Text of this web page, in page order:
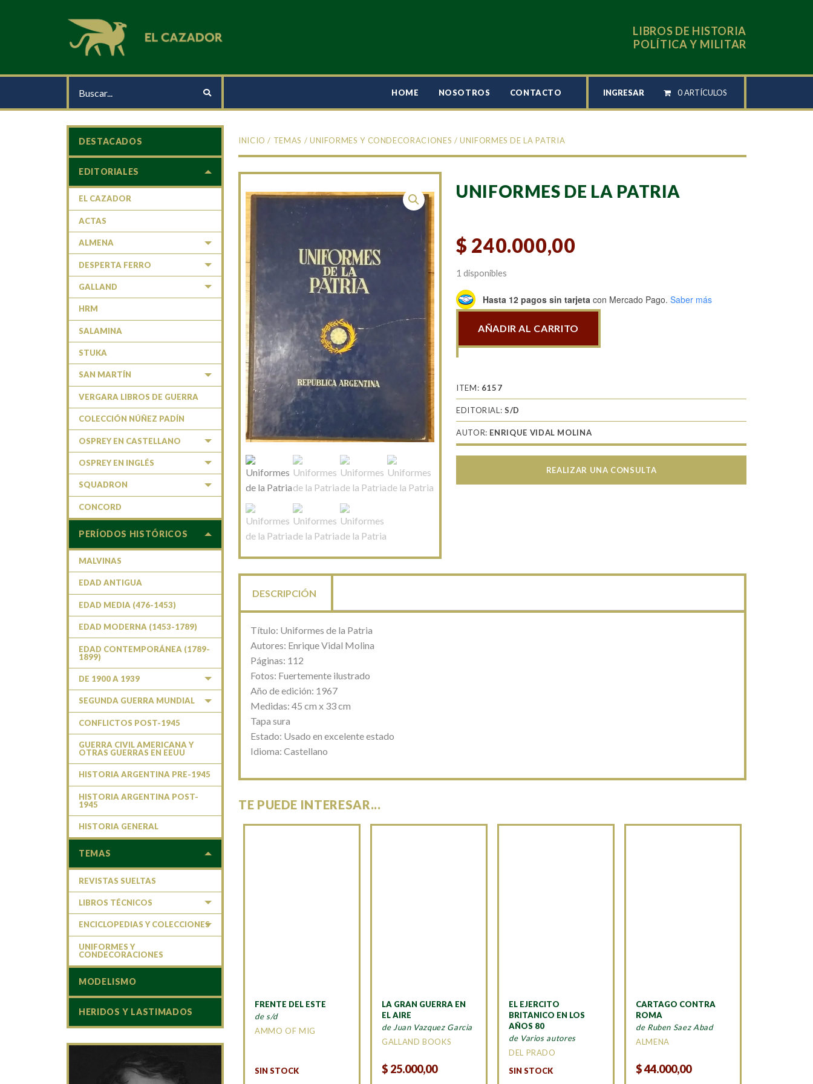
LIBROS DE HISTORIA
POLÍTICA Y MILITAR
HOME NOSOTROS CONTACTO INGRESAR 0 ARTÍCULOS
INICIO / TEMAS / UNIFORMES Y CONDECORACIONES / UNIFORMES DE LA PATRIA
UNIFORMES DE LA PATRIA
$ 240.000,00
1 disponibles
Hasta 12 pagos sin tarjeta con Mercado Pago. Saber más
de
Patria
cantidad
AÑADIR AL CARRITO
ITEM: 6157
EDITORIAL:S/D
AUTOR: ENRIQUE VIDAL MOLINA
REALIZAR UNA CONSULTA
DESCRIPCIÓN
Título: Uniformes de la Patria
Autores: Enrique Vidal Molina
Páginas: 112
Fotos: Fuertemente ilustrado
Año de edición: 1967
Medidas: 45 cm x 33 cm
Tapa sura
Estado: Usado en excelente estado
Idioma: Castellano
TE PUEDE INTERESAR...
FRENTE DEL ESTE
de s/d
AMMO OF MIG
SIN STOCK
LA GRAN GUERRA EN
EL AIRE
de Juan Vazquez Garcia
GALLAND BOOKS
$ 25.000,00
EL EJERCITO
BRITANICO EN LOS
AÑOS 80
de Varios autores
DEL PRADO
SIN STOCK
CARTAGO CONTRA
ROMA
de Ruben Saez Abad
ALMENA
$44.000,00
DESTACADOS
EDITORIALES
EL CAZADOR
ACTAS
ALMENA
DESPERTA FERRO
GALLAND
HRM
SALAMINA
STUKA
SAN MARTÍN
VERGARA LIBROS DE GUERRA
COLECCIÓN NÚÑEZ PADÍN
OSPREY EN CASTELLANO
OSPREY EN INGLÉS
SQUADRON
CONCORD
PERÍODOS HISTÓRICOS
MALVINAS
EDAD ANTIGUA
EDAD MEDIA (476-1453)
EDAD MODERNA (1453-1789)
EDAD CONTEMPORÁNEA (1789-
1899)
DE 1900 A 1939
SEGUNDA GUERRA MUNDIAL
CONFLICTOS POST-1945
GUERRA CIVIL AMERICANA Y
OTRAS GUERRAS EN EEUU
HISTORIA ARGENTINA PRE-1945
HISTORIA ARGENTINA POST-
1945
HISTORIA GENERAL
TEMAS
REVISTAS SUELTAS
LIBROS TÉCNICOS
ENCICLOPEDIAS Y COLECCIONES
UNIFORMES Y
CONDECORACIONES
MODELISMO
HERIDOS Y LASTIMADOS